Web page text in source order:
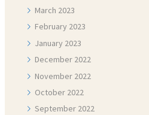
March 2023
February 2023
January 2023
December 2022
November 2022
October 2022
September 2022